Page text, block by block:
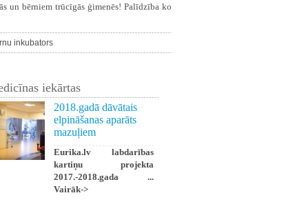
un bērniem trūcīgās ģimenēs! Palīdzība ko
inkubators
iekārtas
2018.gadā dāvātais
elpināšanas aparāts
mazuļiem
Eurika.lv labdarības
kartiņu projekta
2017.-2018.gada ...
Vairāk->